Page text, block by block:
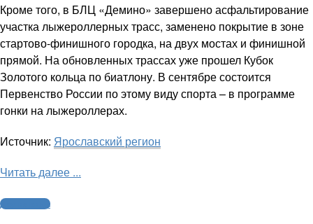
Кроме того, в БЛЦ «Демино» завершено асфальтирование
участка лыжероллерных трасс, заменено покрытие в зоне
стартово-финишного городка, на двух мостах и финишной
прямой. На обновленных трассах уже прошел Кубок
Золотого кольца по биатлону. В сентябре состоится
Первенство России по этому виду спорта – в программе
гонки на лыжероллерах.
Источник: Ярославский регион
Читать далее ...
Другие виды